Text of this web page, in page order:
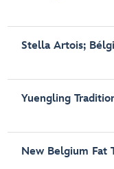
Stella Artois;
Yuengling
New Belgium Fat